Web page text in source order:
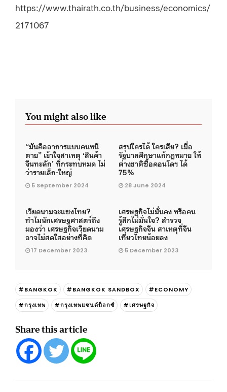
https://www.thairath.co.th/business/economics/
2171067
You might also like
“มันคืออาการแบบคนหนี
ตาย” เข้าใจสาเหตุ ‘สินค้า
จีนทะลัก’ ที่กระทบหมด ไม่
ว่ารายเล็ก-ใหญ่
5 September 2024
สรุปใครได้ ใครเสีย? เมื่อ
รัฐบาลศึกษาแก้กฎหมาย ให้
ต่างชาติซื้อคอนโดฯ ได้
75%
28 June 2024
เวียดนามจะแซงไทย?
ทำไมนักเศรษฐศาสตร์ถึง
มองว่า เศรษฐกิจเวียดนาม
อาจไม่สดใสอย่างที่คิด
17 December 2023
เศรษฐกิจไม่มั่นคง หรือคน
รู้สึกไม่มั่นใจ? สำรวจ
เศรษฐกิจจีน สาเหตุที่จีน
เที่ยวไทยน้อยลง
5 December 2023
#BANGKOK #BANGKOK SANDBOX
#ECONOMY
#กรุงเทพ
#กรุงเทพแซนด์บ็อกซ์ #เศรษฐกิจ
Share this article